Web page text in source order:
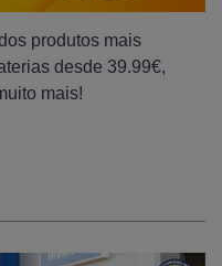
produtos mais
desde 39.99€,
mais!